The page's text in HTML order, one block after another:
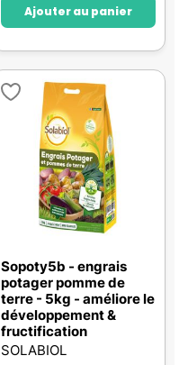
Ajouter au panier
Sopoty5b - engrais
potager pomme de
terre - 5kg - améliore le
développement &
fructification
SOLABIOL